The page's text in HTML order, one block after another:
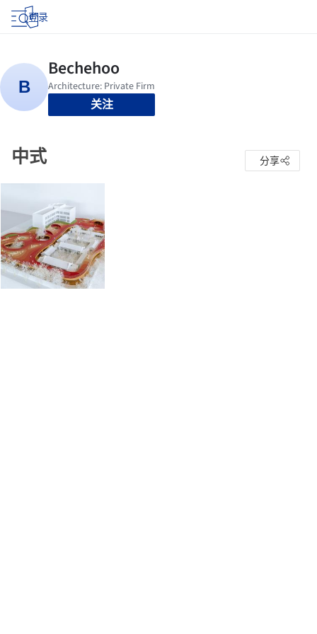
登录
关注
中式 分享